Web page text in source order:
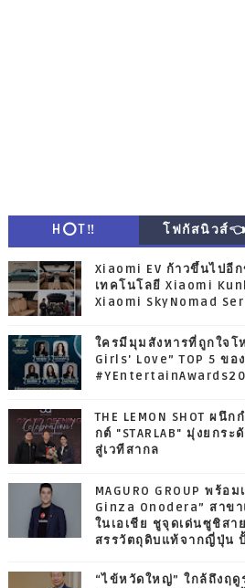
H⭕T‼ โฟกัสนิวส์👈
Xiaomi EV ก้าวขึ้นไปอี
เทคโนโลยี Xiaomi
Xiaomi SkyNomad
ใครมีมุมสังหารที่ถูกใจโ
Girls' Love” TOP 5 ขอ
THE LEMON SHOT ผนึก
กต์ "STARLAB" มุ่งยกร
สู่เวทีสากล
MAGURO GROUP พร้
Ginza Onodera” สาข
ในเอเชีย ชูจุดเด่นซูชิส
สรรวัตถุดิบแท้จากญี่ปุ่น
“ไข้หวัดใหญ่” ใกล้ถึงฤดู